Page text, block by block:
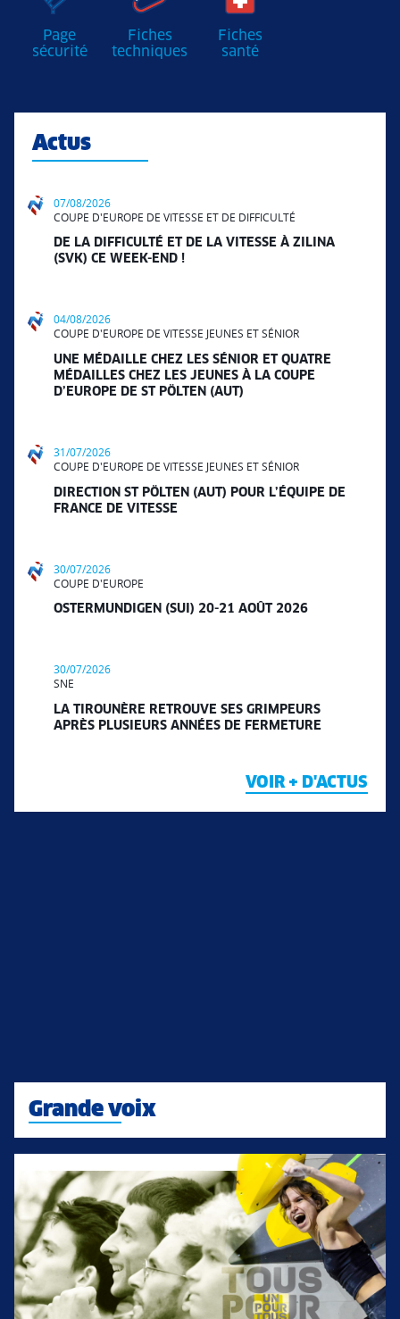
Page
sécurité
Fiches
techniques
Fiches
santé
Actus
07/08/2026
COUPE D'EUROPE DE VITESSE ET DE DIFFICULTÉ
DE LA DIFFICULTÉ ET DE LA VITESSE À ZILINA
(SVK) CE WEEK-END !
04/08/2026
COUPE D'EUROPE DE VITESSE JEUNES ET SÉNIOR
UNE MÉDAILLE CHEZ LES SÉNIOR ET QUATRE
MÉDAILLES CHEZ LES JEUNES À LA COUPE
D’EUROPE DE ST PÖLTEN (AUT)
31/07/2026
COUPE D'EUROPE DE VITESSE JEUNES ET SÉNIOR
DIRECTION ST PÖLTEN (AUT) POUR L’ÉQUIPE DE
FRANCE DE VITESSE
30/07/2026
COUPE D'EUROPE
OSTERMUNDIGEN (SUI) 20-21 AOÛT 2026
30/07/2026
SNE
LA TIROUNÈRE RETROUVE SES GRIMPEURS
APRÈS PLUSIEURS ANNÉES DE FERMETURE
VOIR + D'ACTUS
Grande voix